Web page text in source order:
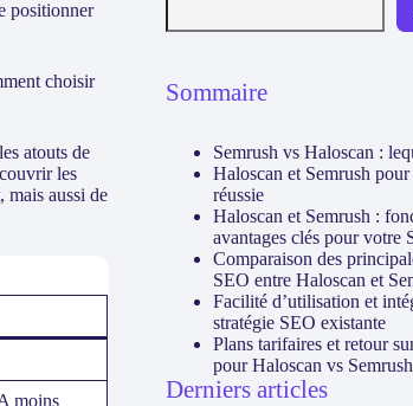
positionner
choisir
atouts de
les
mais aussi de
moins
Sommaire
Semrush vs Haloscan :
Haloscan et Semrush
réussie
Haloscan et Semrush :
avantages clés pour votre
Comparaison des
SEO entre Haloscan et
Facilité d’utilisation et
stratégie SEO existante
Plans tarifaires et retour
pour Haloscan vs Semrush
Derniers articles